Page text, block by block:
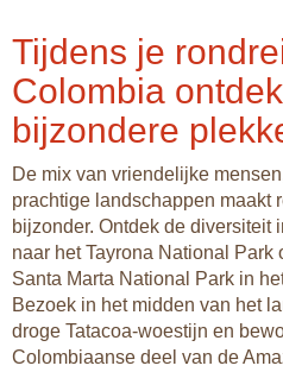
Tijdens je
Colombia
bijzondere
De mix van vriendelijke
prachtige landschappen maakt
bijzonder. Ontdek de diversiteit
naar het Tayrona National Park
Santa Marta National Park in
Bezoek in het midden van het
droge Tatacoa-woestijn en
Colombiaanse deel van de